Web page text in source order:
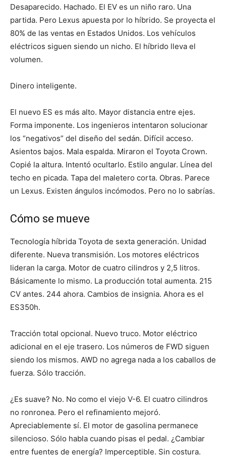
Desaparecido. Hachado. El EV es un niño raro. Una
partida. Pero Lexus apuesta por lo híbrido. Se proyecta el
80% de las ventas en Estados Unidos. Los vehículos
eléctricos siguen siendo un nicho. El híbrido lleva el
volumen.
Dinero inteligente.
El nuevo ES es más alto. Mayor distancia entre ejes.
Forma imponente. Los ingenieros intentaron solucionar
los “negativos” del diseño del sedán. Difícil acceso.
Asientos bajos. Mala espalda. Miraron el Toyota Crown.
Copié la altura. Intentó ocultarlo. Estilo angular. Línea del
techo en picada. Tapa del maletero corta. Obras. Parece
un Lexus. Existen ángulos incómodos. Pero no lo sabrías.
Cómo se mueve
Tecnología híbrida Toyota de sexta generación. Unidad
diferente. Nueva transmisión. Los motores eléctricos
lideran la carga. Motor de cuatro cilindros y 2,5 litros.
Básicamente lo mismo. La producción total aumenta. 215
CV antes. 244 ahora. Cambios de insignia. Ahora es el
ES350h.
Tracción total opcional. Nuevo truco. Motor eléctrico
adicional en el eje trasero. Los números de FWD siguen
siendo los mismos. AWD no agrega nada a los caballos de
fuerza. Sólo tracción.
¿Es suave? No. No como el viejo V-6. El cuatro cilindros
no ronronea. Pero el refinamiento mejoró.
Apreciablemente sí. El motor de gasolina permanece
silencioso. Sólo habla cuando pisas el pedal. ¿Cambiar
entre fuentes de energía? Imperceptible. Sin costura.